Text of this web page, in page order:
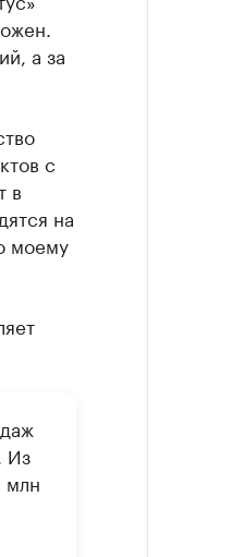
а за
с
в
на
моему
Из
млн